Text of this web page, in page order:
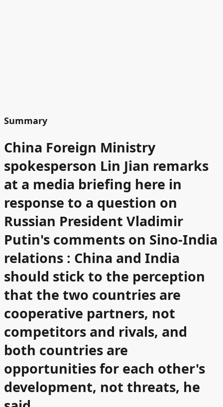
Summary
China Foreign Ministry
spokesperson Lin Jian remarks
at a media briefing here in
response to a question on
Russian President Vladimir
Putin's comments on Sino-India
relations : China and India
should stick to the perception
that the two countries are
cooperative partners, not
competitors and rivals, and
both countries are
opportunities for each other's
development, not threats, he